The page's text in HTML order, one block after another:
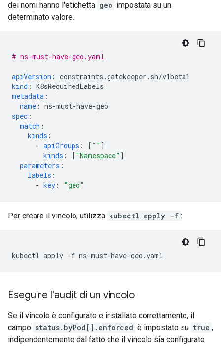
dei nomi hanno l'etichetta geo impostata su un
determinato valore.
# ns-must-have-geo.yaml
apiVersion : constraints.gatekeeper.sh/v1beta1
kind : K8sRequiredLabels
metadata :
name : ns-must-have-geo
spec :
match :
kinds :
- apiGroups : [ "" ]
kinds : [ "Namespace" ]
parameters :
labels :
- key : "geo"
Per creare il vincolo, utilizza kubectl apply -f :
Eseguire l'audit di un vincolo
Se il vincolo è configurato e installato correttamente, il
campo status.byPod[].enforced è impostato su true ,
indipendentemente dal fatto che il vincolo sia configurato